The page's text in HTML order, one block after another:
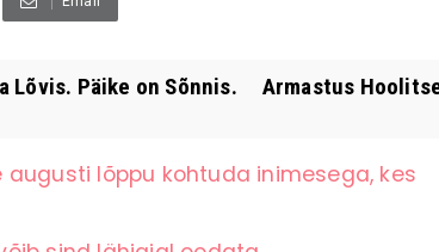
Lõvis. Päike on Sõnnis. Armastus
lõppu kohtuda inimesega, kes